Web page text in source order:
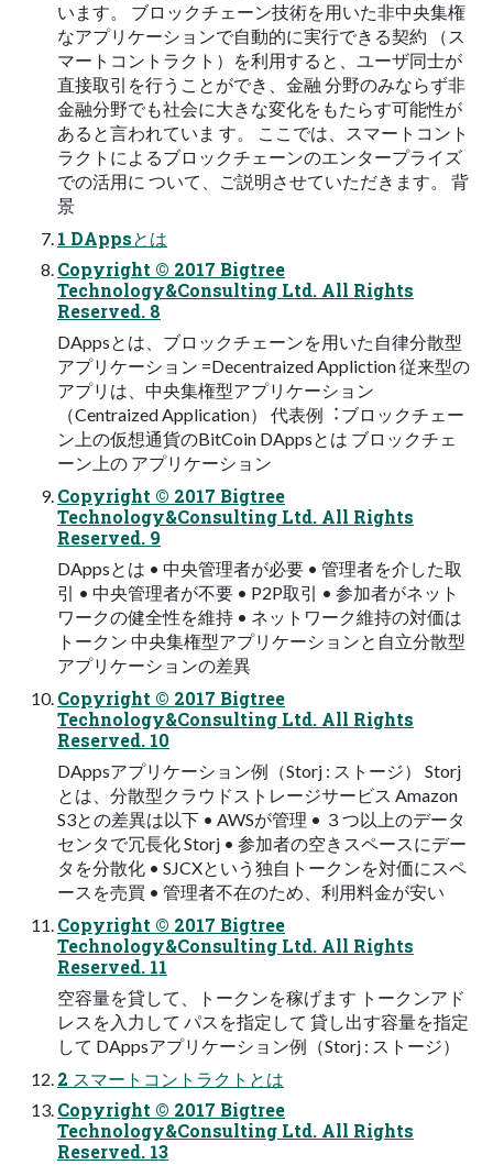
います。 ブロックチェーン技術を⽤いた⾮中央集権
なアプリケーションで⾃動的に実⾏できる契約 （ス
マートコントラクト）を利⽤すると、ユーザ同⼠が
直接取引を⾏うことができ、⾦融 分野のみならず⾮
⾦融分野でも社会に⼤きな変化をもたらす可能性が
あると⾔われていま す。 ここでは、スマートコント
ラクトによるブロックチェーンのエンタープライズ
での活⽤に ついて、ご説明させていただきます。 背
景
1 DAppsとは
Copyright © 2017 Bigtree
Technology&Consulting Ltd. All Rights
Reserved. 8
DAppsとは、ブロックチェーンを⽤いた⾃律分散型
アプリケーション =Decentraized Appliction 従来型の
アプリは、中央集権型アプリケーション
（Centraized Application） 代表例︓ブロックチェー
ン上の仮想通貨のBitCoin DAppsとは ブロックチェ
ーン上の アプリケーション
Copyright © 2017 Bigtree
Technology&Consulting Ltd. All Rights
Reserved. 9
DAppsとは • 中央管理者が必要 • 管理者を介した取
引 • 中央管理者が不要 • P2P取引 • 参加者がネット
ワークの健全性を維持 • ネットワーク維持の対価は
トークン 中央集権型アプリケーションと⾃⽴分散型
アプリケーションの差異
Copyright © 2017 Bigtree
Technology&Consulting Ltd. All Rights
Reserved. 10
DAppsアプリケーション例（Storj : ストージ） Storj
とは、分散型クラウドストレージサービス Amazon
S3との差異は以下 • AWSが管理 • ３つ以上のデータ
センタで冗⻑化 Storj • 参加者の空きスペースにデー
タを分散化 • SJCXという独⾃トークンを対価にスペ
ースを売買 • 管理者不在のため、利⽤料⾦が安い
Copyright © 2017 Bigtree
Technology&Consulting Ltd. All Rights
Reserved. 11
空容量を貸して、トークンを稼げます トークンアド
レスを⼊⼒して パスを指定して 貸し出す容量を指定
して DAppsアプリケーション例（Storj : ストージ）
2 スマートコントラクトとは
Copyright © 2017 Bigtree
Technology&Consulting Ltd. All Rights
Reserved. 13